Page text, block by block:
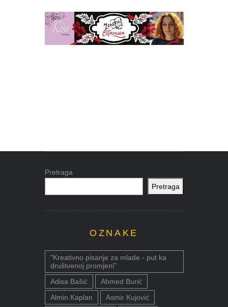
Pretraga
Pretraga
OZNAKE
"Kreativno pisanje za mlade - put ka
društvenoj promjeni"
Adisa Bašić
Ahmed Burić
Almin Kaplan
Asmir Kujović